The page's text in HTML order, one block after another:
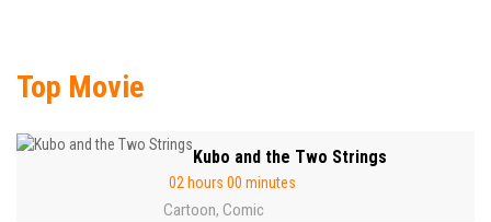
Top Movie
Kubo and the Two Strings
02 hours 00 minutes
Cartoon, Comic